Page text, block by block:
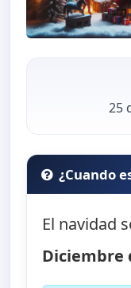
25
¿Cuando
El navidad
Diciembre